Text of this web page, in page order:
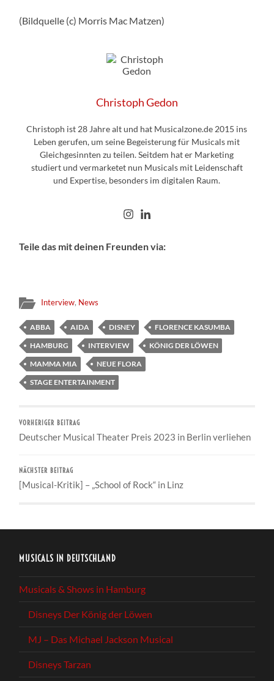
(Bildquelle (c) Morris Mac Matzen)
Christoph Gedon
Christoph ist 28 Jahre alt und hat Musicalzone.de 2015 ins
Leben gerufen, um seine Begeisterung für Musicals mit
Gleichgesinnten zu teilen. Seitdem hat er Marketing
studiert und vermarketet nun Musicals mit Leidenschaft
und Expertise, besonders im digitalen Raum.
Teile das mit deinen Freunden via:
Interview, News
ABBA AIDA DISNEY
FLORENCE KASUMBA
HAMBURG
INTERVIEW
KÖNIG DER LÖWEN
MAMMA MIA
NEUE FLORA
STAGE ENTERTAINMENT
VORHERIGER BEITRAG
Deutscher Musical Theater Preis 2023 in Berlin verliehen
NÄCHSTER BEITRAG
[Musical-Kritik] – „School of Rock“ in Linz
MUSICALS IN DEUTSCHLAND
Musicals & Shows in Hamburg
Disneys Der König der Löwen
MJ – Das Michael Jackson Musical
Disneys Tarzan